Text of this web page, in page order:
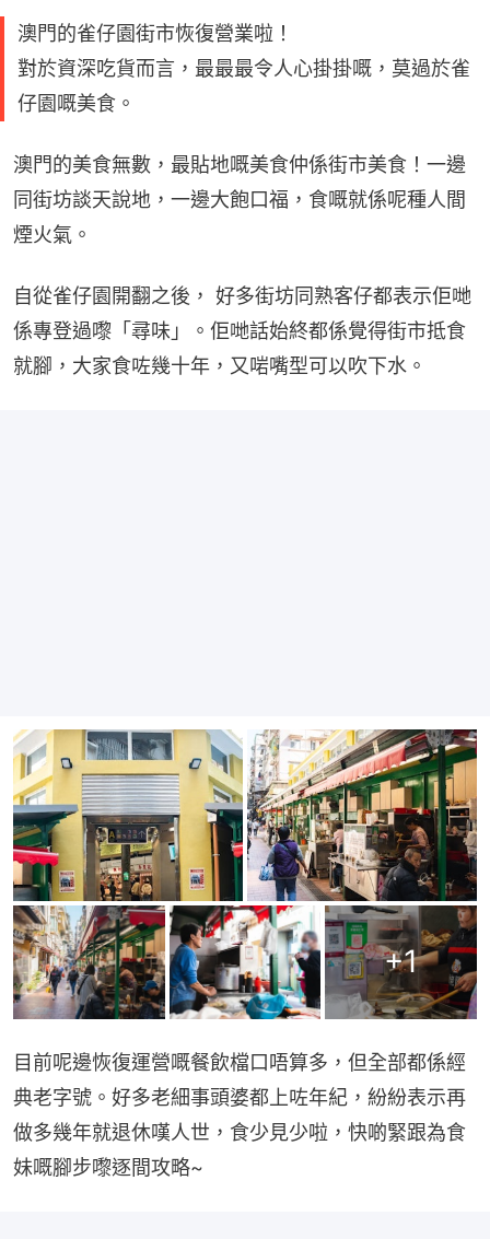
澳門的雀仔園街市恢復營業啦！
對於資深吃貨而言，最最最令人心掛掛嘅，莫過於雀
仔園嘅美食。
澳門的美食無數，最貼地嘅美食仲係街市美食！一邊
同街坊談天說地，一邊大飽口福，食嘅就係呢種人間
煙火氣。
自從雀仔園開翻之後， 好多街坊同熟客仔都表示佢哋
係專登過嚟「尋味」。佢哋話始終都係覺得街市抵食
就腳，大家食咗幾十年，又啱嘴型可以吹下水。
+1
目前呢邊恢復運營嘅餐飲檔口唔算多，但全部都係經
典老字號。好多老細事頭婆都上咗年紀，紛紛表示再
做多幾年就退休嘆人世，食少見少啦，快啲緊跟為食
妹嘅腳步嚟逐間攻略~